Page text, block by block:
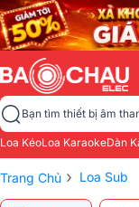
Bạn tìm thiết bị âm
Loa KéoLoa KaraokeDàn
Trang Chủ › Loa Sub